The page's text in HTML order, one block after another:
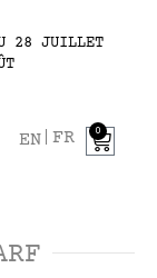
28 JUILLET
EN FR 0